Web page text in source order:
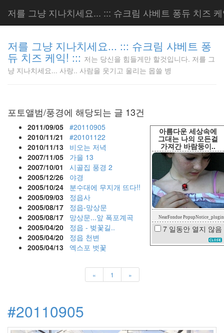
아름다운 세상속에
그대는 나의 모든걸
가져간 바람둥이..
NearFondue PopupNotice_plugin
7 일동안 열지 않음
저를 그냥 지나치세요... ::: 슈크림 샤베트 퐁듀 치즈
저를 그냥 지나치세요... ::: 슈크림 샤베트 퐁
듀 치즈 케익! ::: 저는 당신을 힘들게만 할것입니다. 저를 그
냥 지나치세요... 사랑.. 사람을 웃기고 울리는 몹쓸 병
포토앨범/풍경에 해당되는 글 13건
2011/09/05 #20110905
2010/11/21
#20101122
2010/11/13
비오는 저녁
2007/11/05
가을 13
2007/10/01
시골집 풍경 2
2005/12/26
야경
2005/10/24
분수대에 무지개 뜨다!!
2005/09/03
정읍사
2005/08/17
정읍-망상문
2005/08/17
망상문...앞 폭포계곡
2005/04/20
정읍 - 벚꽃길..
2005/04/20
정읍 천변
2005/04/13
엑스포 벗꽃
« 1 »
#20110905
저는 당신
을 힘들게
를 그냥
지나치세
요... 사
랑.. 사람
을 웃기고
울리는 몹
쓸 병
LonnieNa
Cloud
손
톱